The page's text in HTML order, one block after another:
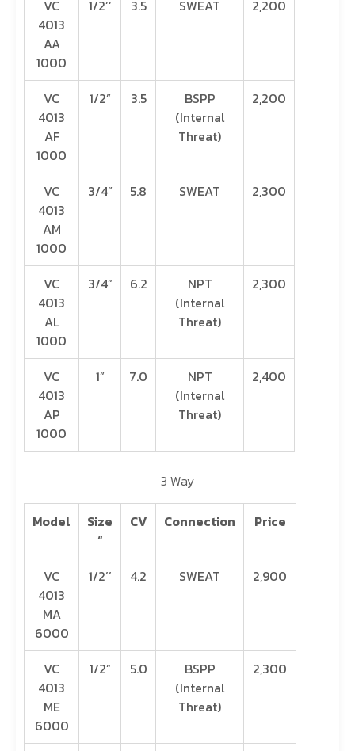
VC
4013
AA
1000
1/2’’ 3.5 SWEAT 2,200
VC
4013
AF
1000
1/2” 3.5
BSPP
(Internal
Threat)
2,200
VC
4013
AM
1000
3/4” 5.8 SWEAT 2,300
VC
4013
AL
1000
3/4” 6.2
NPT
(Internal
Threat)
2,300
VC
4013
AP
1000
1” 7.0
NPT
(Internal
Threat)
2,400
3 Way
Model
Size
“
CV Connection Price
VC
4013
MA
6000
1/2’’ 4.2 SWEAT 2,900
VC
4013
ME
6000
1/2” 5.0
BSPP
(Internal
Threat)
2,300